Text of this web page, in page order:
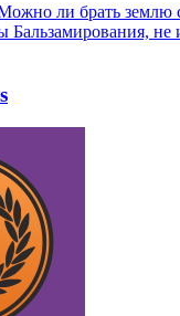
ли брать землю
не